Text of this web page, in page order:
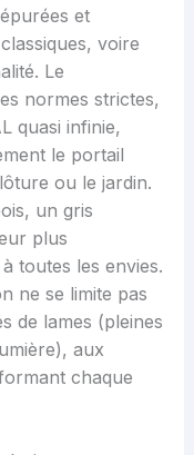
et
voire
Le
normes strictes,
quasi infinie,
le portail
ou le jardin.
un gris
plus
à toutes les envies.
ne se limite pas
de lames (pleines
aux
chaque